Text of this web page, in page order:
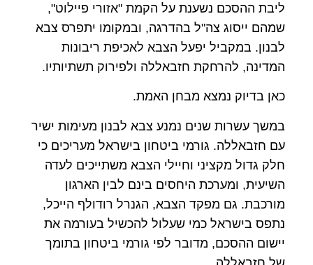
ליבת ההסכם נשענת על הקמת "אזורי פיילוט",
שמהם ייסוג צה"ל בהדרגה, ובמקומו יתפרס צבא
לבנון. במקביל יפעל הצבא לאכיפת ריבונות
המדינה, להרחקת חזבאללה ולפירוק תשתיותיו.
כאן בדיוק נמצא מבחן האמת.
במשך עשרות שנים נמנע צבא לבנון מעימות ישיר
עם חזבאללה. גורמי ביטחון בישראל מעריכים כי
חלק גדול מקציני וחיילי הצבא משתייכים לעדה
השיעית, ומערכת היחסים בינם לבין הארגון
מורכבת. גם מפקד הצבא, הגנרל רודולף הייכל,
נתפס בישראל כמי שעלול להכשיל בעורמה את
יישום ההסכם, מדובר לפי גורמי ביטחון בתומך